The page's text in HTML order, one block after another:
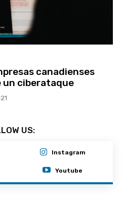
canadienses
un ciberataque
US:
Instagram
Youtube